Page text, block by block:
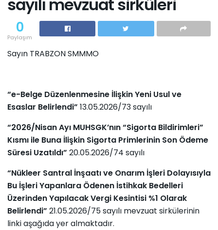
sayılı mevzuat sirküleri
0
Paylaşım
Sayın TRABZON SMMMO
“e-Belge Düzenlenmesine İlişkin Yeni Usul ve
Esaslar Belirlendi” 13.05.2026/73 sayılı
“2026/Nisan Ayı MUHSGK’nın “Sigorta Bildirimleri”
Kısmı ile Buna İlişkin Sigorta Primlerinin Son Ödeme
Süresi Uzatıldı” 20.05.2026/74 sayılı
“Nükleer Santral İnşaatı ve Onarım İşleri Dolayısıyla
Bu İşleri Yapanlara Ödenen İstihkak Bedelleri
Üzerinden Yapılacak Vergi Kesintisi %1 Olarak
Belirlendi” 21.05.2026/75 sayılı mevzuat sirkülerinin
linki aşağıda yer almaktadır.